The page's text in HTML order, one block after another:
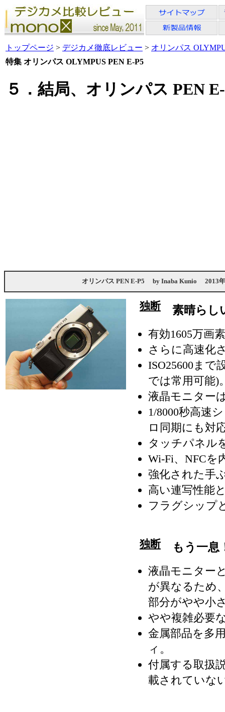
トップページ > デジカメ徹底レビュー > オリンパス
特集 オリンパス OLYMPUS PEN E-P5
５．結局、オリンパス PEN
オリンパス PEN E-P5 by Inaba Kunio 2013
独断 素晴らし
有効1605万画
さらに高速化
ISO25600まで
では常用可能)
液晶モニター
1/8000秒高速
ロ同期にも対
タッチパネル
Wi-Fi、NFCを
強化された手
高い連写性能
フラグシップ
独断もう一息
液晶モニター
が異なるため
部分がやや小
やや複雑必要
金属部品を多
ィ。
付属する取扱
載されていな